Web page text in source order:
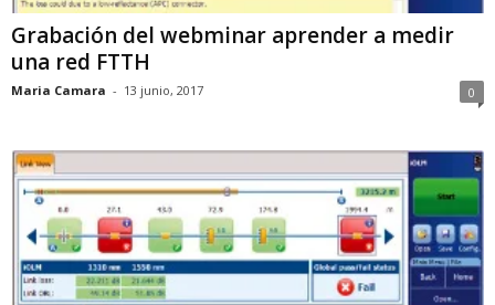
Grabación del webminar aprender a medir
una red FTTH
Maria Camara - 13 junio, 2017 0